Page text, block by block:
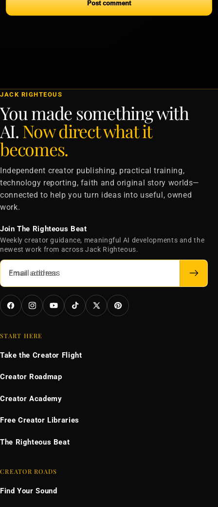
Post comment
JACK RIGHTEOUS
You made something with
AI.Now direct what it
becomes.
Independent creator publishing, practical training,
technology reporting, faith and original story worlds—
connected to help you turn ideas into useful, owned
work.
Join The Righteous Beat
Weekly creator guidance, meaningful AI developments and the
newest work from across Jack Righteous.
Email address
FacebookInstagramYouTubeTikTok X
(Twitter)
Pinterest
START HERE
Take the Creator Flight
Creator Roadmap
Creator Academy
Free Creator Libraries
The Righteous Beat
CREATOR ROADS
Find Your Sound